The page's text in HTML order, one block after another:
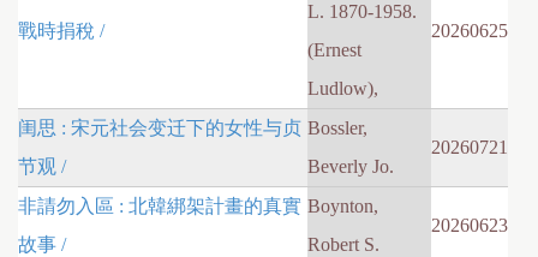
戰時捐稅 /
L. 1870-1958.
(Ernest
Ludlow),
20260625
闺思 : 宋元社会变迁下的女性与贞
节观 /
Bossler,
Beverly Jo.
20260721
非請勿入區 : 北韓綁架計畫的真實
故事 /
Boynton,
Robert S.
20260623